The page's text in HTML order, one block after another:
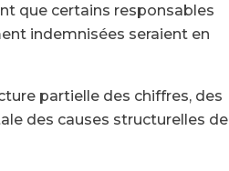
que certains responsables
indemnisées seraient en
partielle des chiffres, des
des causes structurelles de